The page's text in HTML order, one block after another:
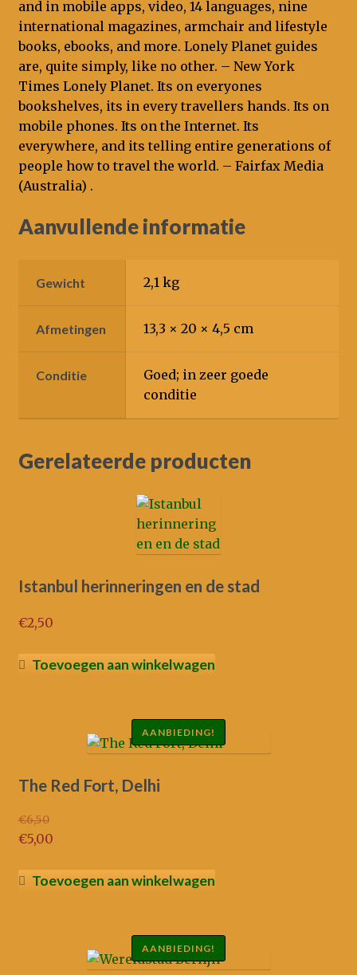
and in mobile apps, video, 14 languages, nine
international magazines, armchair and lifestyle
books, ebooks, and more. Lonely Planet guides
are, quite simply, like no other. – New York
Times Lonely Planet. Its on everyones
bookshelves, its in every travellers hands. Its on
mobile phones. Its on the Internet. Its
everywhere, and its telling entire generations of
people how to travel the world. – Fairfax Media
(Australia) .
Aanvullende informatie
Gewicht 2,1 kg
Afmetingen 13,3 × 20 × 4,5 cm
Conditie
Goed; in zeer goede
conditie
Gerelateerde producten
Istanbul herinneringen en de stad
€2,50
Toevoegen aan winkelwagen
The Red Fort, Delhi
AANBIEDING!
€6,50
Oorspronkelijke
was:
€5,00
prijsToevoegen aan winkelwagen
AANBIEDING!